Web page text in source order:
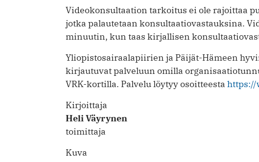
Videokonsultaation tarkoitus ei ole rajoittaa
jotka palautetaan konsultaatiovastauksina.
minuutin, kun taas kirjallisen
Yliopistosairaalapiirien ja Päijät-­Hä­meen
kirjautuvat palveluun omilla
VRK-kortilla. Palvelu löytyy osoitteesta https://
Kirjoittaja
Heli Väyrynen
toimittaja
Kuva